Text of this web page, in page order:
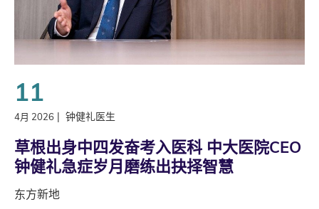
11
4月 2026 | 钟健礼医生
草根出身中四发奋考入医科 中大医院CEO
钟健礼急症岁月磨练出抉择智慧
东方新地